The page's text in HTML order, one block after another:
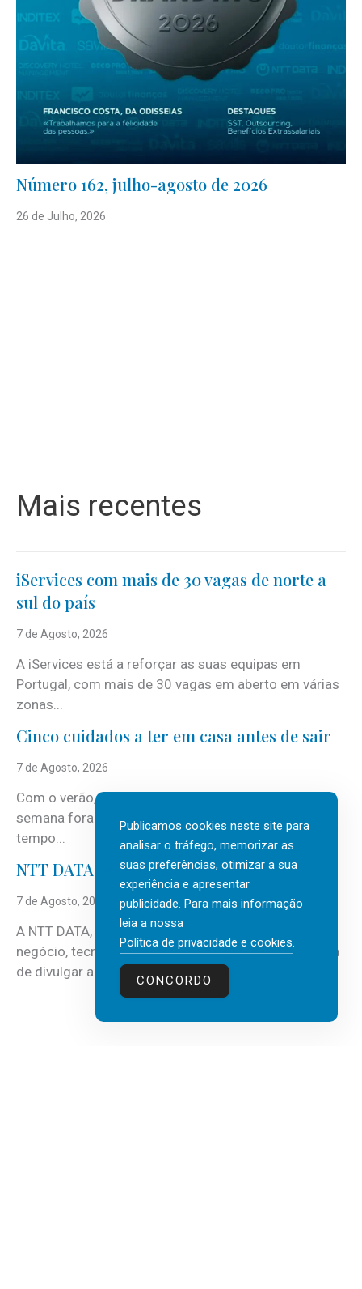
Número 162, julho-agosto de 2026
26 de Julho, 2026
Mais recentes
iServices com mais de 30 vagas de norte a
sul do país
7 de Agosto, 2026
A iServices está a reforçar as suas equipas em
Portugal, com mais de 30 vagas em aberto em várias
zonas...
Cinco cuidados a ter em casa antes de sair
7 de Agosto, 2026
Com o verão, chegam também as férias, os fins-de-
semana fora e os dias em que a casa fica mais
tempo...
NTT DATA Insurtech Global Outlook 2026
7 de Agosto, 2026
A NTT DATA, consultora global em serviços de
negócio, tecnologia e inteligência artificial (IA), acaba
de divulgar a mais recente...
Publicamos cookies neste site para
analisar o tráfego, memorizar as
suas preferências, otimizar a sua
experiência e apresentar
publicidade. Para mais informação
leia a nossa
Política de privacidade e cookies.
CONCORDO